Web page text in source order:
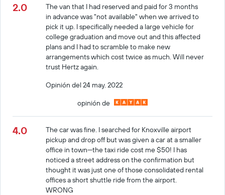
2.0
The van that I had reserved and paid for 3 months
in advance was "not available" when we arrived to
pick it up. I specifically needed a large vehicle for
college graduation and move out and this affected
plans and I had to scramble to make new
arrangements which cost twice as much. Will never
trust Hertz again.
Opinión del 24 may. 2022
opinión de
4.0
The car was fine. I searched for Knoxville airport
pickup and drop off but was given a car at a smaller
office in town—the taxi ride cost me $50! I has
noticed a street address on the confirmation but
thought it was just one of those consolidated rental
offices a short shuttle ride from the airport.
WRONG